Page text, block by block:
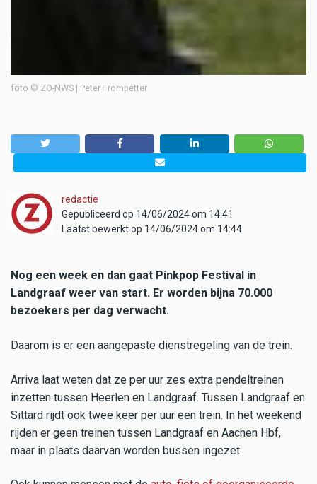
foto © ZO-NWS | Peter Trompetter
redactie
Gepubliceerd op 14/06/2024 om 14:41
Laatst bewerkt op 14/06/2024 om 14:44
Nog een week en dan gaat Pinkpop Festival in
Landgraaf weer van start. Er worden bijna 70.000
bezoekers per dag verwacht.
Daarom is er een aangepaste dienstregeling van de trein.
Arriva laat weten dat ze per uur zes extra pendeltreinen
inzetten tussen Heerlen en Landgraaf. Tussen Landgraaf en
Sittard rijdt ook twee keer per uur een trein. In het weekend
rijden er geen treinen tussen Landgraaf en Aachen Hbf,
maar in plaats daarvan worden bussen ingezet.